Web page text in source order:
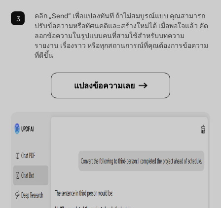
คลิก „Send“ เพื่อแปลงทันที ถ้าไม่สมบูรณ์แบบ คุณสามารถ
ปรับข้อความหรือทัศนคติและสร้างใหม่ได้ เมื่อพอใจแล้ว คัด
ลอกข้อความในรูปแบบคนที่สามใช้สำหรับบทความ
รายงาน เรื่องราว หรือทุกสถานการณ์ที่คุณต้องการข้อความ
ที่ดีขึ้น
แปลงข้อความเลย